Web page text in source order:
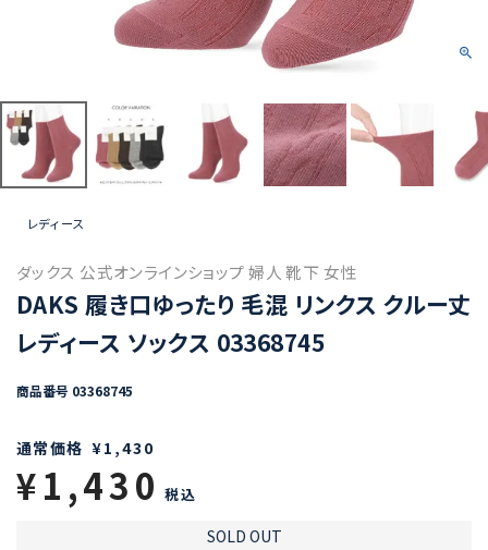
レディース
ダックス 公式オンラインショップ 婦人 靴下 女性
DAKS 履き口ゆったり 毛混 リンクス クルー丈
レディース ソックス 03368745
商品番号 03368745
通常価格 ¥1,430
¥1,430 税込
SOLD OUT